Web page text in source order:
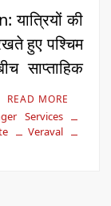
की
हुए पश्चिम
साप्ताहिक
READ MORE
Services
Veraval